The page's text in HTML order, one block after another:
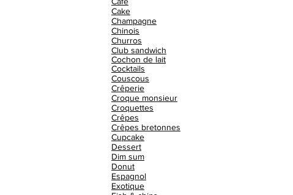
Cake
Champagne
Chinois
Churros
Club sandwich
Cochon de lait
Cocktails
Couscous
Crêperie
Croque monsieur
Croquettes
Crêpes
Crêpes bretonnes
Cupcake
Dessert
Dim sum
Donut
Espagnol
Exotique